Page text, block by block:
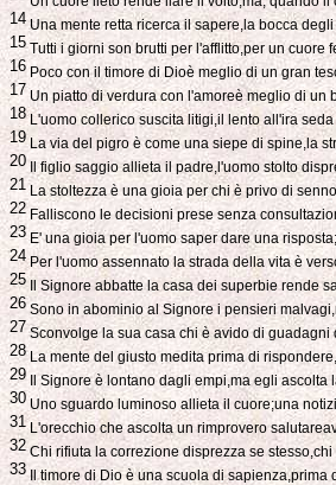
14Una mente retta ricerca il sapere,la bocca
15Tutti i giorni son brutti per l'afflitto,per un cuore
16 Poco con il timore di Dioè meglio di un gran
17 Un piatto di verdura con l'amoreè meglio di un
18L'uomo collerico suscita litigi,il lento all'ira seda
19La via del pigro è come una siepe di spine,la
20Il figlio saggio allieta il padre,l'uomo stolto
21 La stoltezza è una gioia per chi è privo di
22 Falliscono le decisioni prese senza
23E' una gioia per l'uomo saper dare una
24Per l'uomo assennato la strada della vita è
25 Il Signore abbatte la casa dei superbie rende
26 Sono in abominio al Signore i pensieri
27Sconvolge la sua casa chi è avido di guadagni
28La mente del giusto medita prima di
29 Il Signore è lontano dagli empi,ma egli ascolta
30 Uno sguardo luminoso allieta il cuore;una
31 L'orecchio che ascolta un rimprovero
32Chi rifiuta la correzione disprezza se
33Il timore di Dio è una scuola di sapienza,prima